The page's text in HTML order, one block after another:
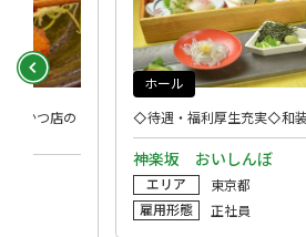
牛かつ店の
神楽坂 おいしんぼ
◇待遇・福利厚生充実◇和
ホール
エリア
東京都
雇用形態
正社員